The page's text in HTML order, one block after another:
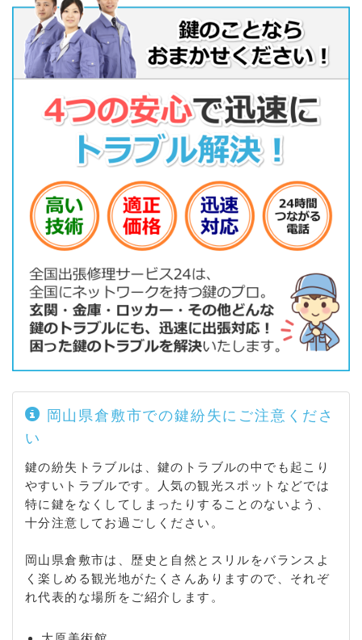
町 / 児島通生 / 児島唐琴 / 児島唐琴町 / 児島塩生 / 児
島白尾 / 児島田の口 / 児島稗田町 / 児島元浜町 / 児島
柳田町 / 児島由加 / 寿町 / 菰池 / 幸町 / 酒津 / 笹沖 /
四十瀬 / 下庄 / 下津井 / 下津井田之浦 / 下津井吹上 /
庄新町 / 上東 / 昭和 / 新倉敷駅前 / 新田 / 祐安 / 曽原
/ 高須賀 / 田ノ上 / 田ノ上新町 / 玉島 / 玉島阿賀崎 /
玉島上成 / 玉島乙島 / 玉島柏島 / 玉島柏台 / 玉島黒崎
/ 玉島黒崎新町 / 玉島陶 / 玉島中央町 / 玉島爪崎 / 玉
島富 / 玉島長尾 / 玉島服部 / 玉島道口 / 玉島道越 / 玉
/ 粒江 / 粒江団地 / 連島 / 連島中央 / 連島町（亀島新
田 / 連島 / 鶴新田 / 西之浦 / 矢柄） / 鶴形 / 鶴の浦 /
徳芳 / 鳥羽 / 中帯江 / 中島 / 中庄 / 中庄団地 / 中畝 /
西阿知町 / 西阿知町（新田 / 西原） / 西尾 / 西岡 / 西
坂 / 西田 / 西富井 / 西中新田 / 白楽町 / 羽島 / 八王寺
町 / 八軒屋 / 浜ノ茶屋 / 浜町 / 林 / 早高 / 東粒浦 / 東
塚 / 東富井 / 東町 / 日ノ出町 / 日畑 / 日吉町 / 平田 /
広江 / 福井 / 福江 / 福島 / 福田町（浦田 / 古新田 / 東
塚 / 広江 / 福田） / 藤戸町（天城 / 藤戸） / 二子 / 二
/ 水江 / 水島相生町 / 水島青葉町 / 水島海岸通 / 水島
川崎通 / 水島高砂町 / 水島中通 / 水島西通 / 水島東川
町 / 水島東千鳥町 / 水島西千鳥町 / 水島東常盤町 / 水
島西常盤町 / 水島東弥生町 / 水島西弥生町 / 水島福崎
町 / 水島南春日町 / 水島北春日町 / 水島南亀島町 / 水
島北亀島町 / 水島南幸町 / 水島北幸町 / 水島南瑞穂町
町 / 三田 / 南畝 / 南町 / 宮前 / 美和 / 向山 / 安江 / 矢
部 / 山地 / 吉岡 / 呼松 / 呼松町
岡山県倉敷市での鍵紛失にご注意くださ
い
鍵の紛失トラブルは、鍵のトラブルの中でも起こり
やすいトラブルです。人気の観光スポットなどでは
特に鍵をなくしてしまったりすることのないよう、
十分注意してお過ごしください。
岡山県倉敷市は、歴史と自然とスリルをバランスよ
く楽しめる観光地がたくさんありますので、それぞ
れ代表的な場所をご紹介します。